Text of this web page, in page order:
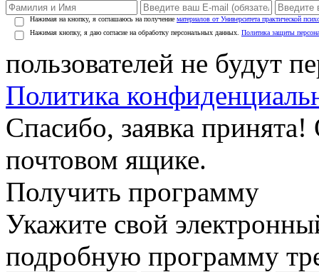
Нажимая на кнопку, я соглашаюсь на получение материалов от Университета практической
Нажимая кнопку, я даю согласие на обработку персональных данных. Политика защиты
пользователей не будут
Политика
Спасибо, заявка
почтовом ящике.
Получить программу
Укажите свой
подробную программу